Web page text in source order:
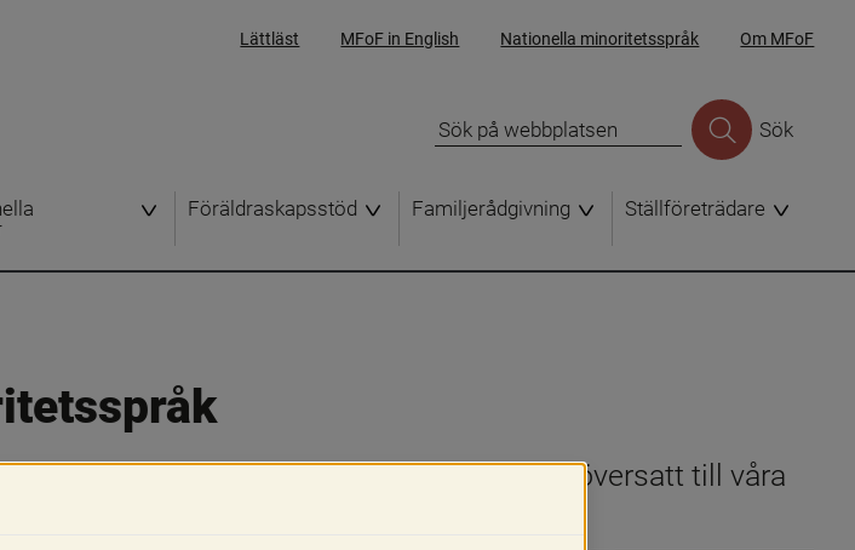
Lättläst MFoF in English Nationella minoritetsspråk Om MFoF
Sök
Föräldraskapsstöd Familjerådgivning Ställföreträdare
och föräldraskapsstöd (MFoF) gör, översatt till våra